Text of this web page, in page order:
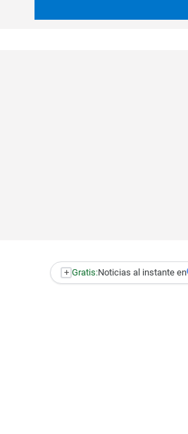
+ Gratis:Noticias al instante en